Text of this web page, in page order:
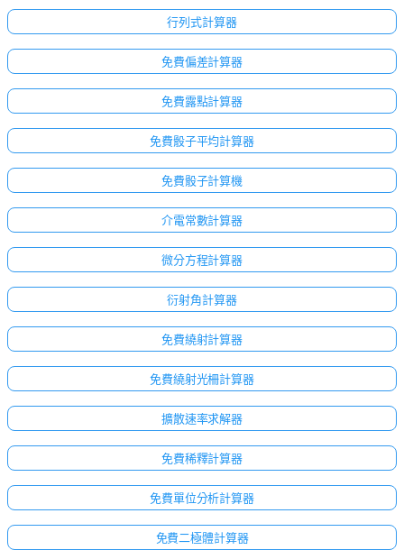
行列式計算器
免費偏差計算器
免費露點計算器
免費骰子平均計算器
免費骰子計算機
介電常數計算器
微分方程計算器
衍射角計算器
免費繞射計算器
免費繞射光柵計算器
擴散速率求解器
免費稀釋計算器
免費單位分析計算器
免費二極體計算器